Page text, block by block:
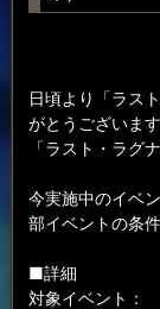
日頃より「ラス
がとうございます
「ラスト・ラグ
今実施中のイベ
部イベントの条
■詳細
対象イベント：